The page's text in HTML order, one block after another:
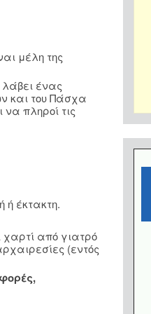
μέλη της
ένας
και του Πάσχα
πληροί τις
ή έκτακτη.
χαρτί από γιατρό
(εντός